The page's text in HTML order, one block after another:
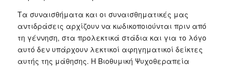
Τα συναισθήματα και οι συναισθηματικές μας
αντιδράσεις αρχίζουν να κωδικοποιούνται πριν από
τη γέννηση, στα προλεκτικά στάδια και για το λόγο
αυτό δεν υπάρχουν λεκτικοί αφηγηματικοί δείκτες
αυτής της μάθησης. Η Βιοθυμική Ψυχοθεραπεία